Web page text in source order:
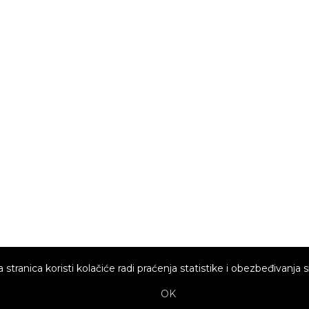
stranica koristi kolačiće radi praćenja statistike i obezbeđivanja
OK